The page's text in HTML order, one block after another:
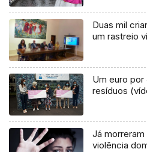
Duas mil
um rastreio
Um euro
resíduos
Já
violência